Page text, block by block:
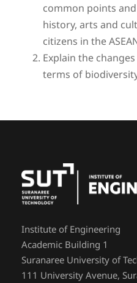
common points
history, arts and
citizens in the
Explain the
terms of
Institute of Engineering
Academic Building 1
Suranaree University of
111 University Avenue,